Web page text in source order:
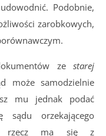
Podobnie,
zarobkowych,
ze starej
może samodzielnie
mu jednak podać
sądu orzekającego
rzecz ma się z